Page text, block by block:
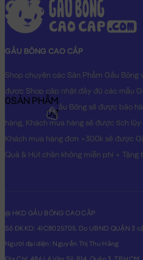
GẤU BÔNG CAO CẤP
Shop chuyên các Sản Phẩm Gấu
được Shop cập nhật đầy đủ các mẫu
Original nhất. Gấu Bông sẽ được bảo
hàng, Khách mua hàng sẽ được tích
Khách mua hàng đơn >300k sẽ được
Quà & Hút chân không miễn phí +
@ HKD GẤU BÔNG CAO CẤP
Số ĐKKD: 41C8025705. Do UBND QUẬN 3
Người đại diện: Nguyễn Thị Thu Hằng
0SẢN PHẨM
0₫